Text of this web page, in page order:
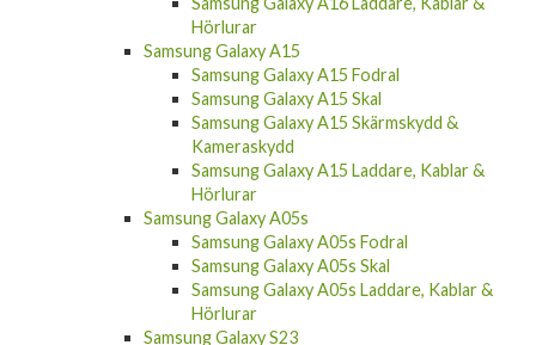
Samsung Galaxy A16 Fodral
Samsung Galaxy A16 Skal
Samsung Galaxy A16 Skärmskydd &
Kameraskydd
Samsung Galaxy A16 Laddare, Kablar &
Hörlurar
Samsung Galaxy A15
Samsung Galaxy A15 Fodral
Samsung Galaxy A15 Skal
Samsung Galaxy A15 Skärmskydd &
Kameraskydd
Samsung Galaxy A15 Laddare, Kablar &
Hörlurar
Samsung Galaxy A05s